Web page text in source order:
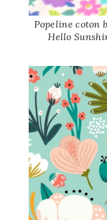
Popeline coton
Hello